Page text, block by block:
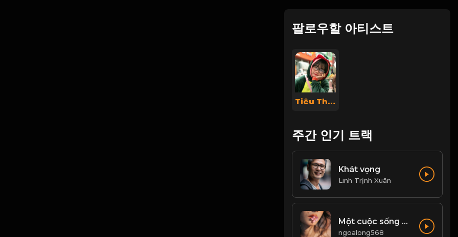
팔로우할 아티스트
Tiêu Thị Linh Chi
주간 인기 트랙
Khát vọng
Linh Trịnh Xuân
Một cuộc sống có ý nghĩa, là không ngừng tìm kiếm đam mê, động lực để phấn đấu...! & Đạo
ngoalong568